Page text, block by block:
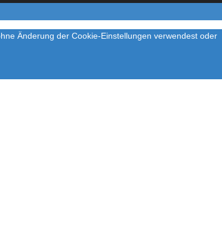
Änderung der Cookie-Einstellungen verwendest oder